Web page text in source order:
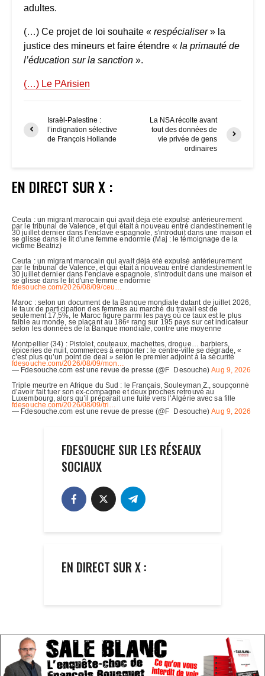
adultes.
(…) Ce projet de loi souhaite « respécialiser» la
justice des mineurs et faire étendre « la primauté de
l’éducation sur la sanction ».
(…) Le PArisien
Israël-Palestine :
l’indignation sélective
de François Hollande
La NSA récolte avant
tout des données de
vie privée de gens
ordinaires
EN DIRECT SUR X :
FDESOUCHE SUR LES RÉSEAUX
SOCIAUX
EN DIRECT SUR X :